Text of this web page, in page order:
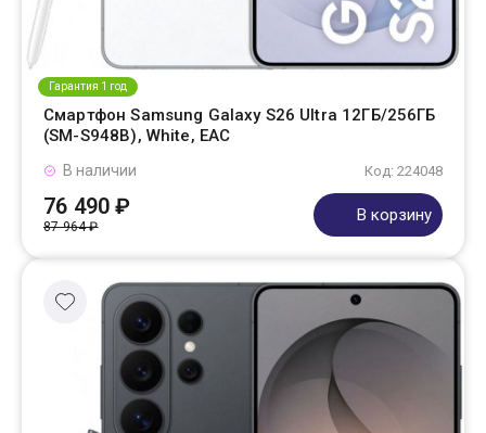
Гарантия 1 год
Смартфон Samsung Galaxy S26 Ultra 12ГБ/256ГБ
(SM-S948B), White, EAC
Код: 224048
В наличии
76 490 ₽
87 964 ₽
В корзину